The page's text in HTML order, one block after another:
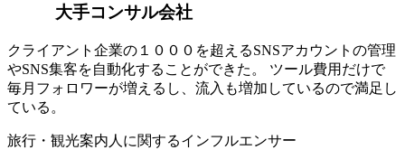
大手コンサル会社
クライアント企業の１０００を超えるSNSアカウントの管理
やSNS集客を自動化することができた。 ツール費用だけで
毎月フォロワーが増えるし、流入も増加しているので満足し
ている。
旅行・観光案内人に関するインフルエンサー